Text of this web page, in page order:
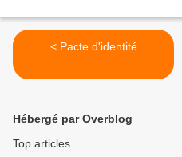
< Pacte d'identité
Hébergé par Overblog
Top articles